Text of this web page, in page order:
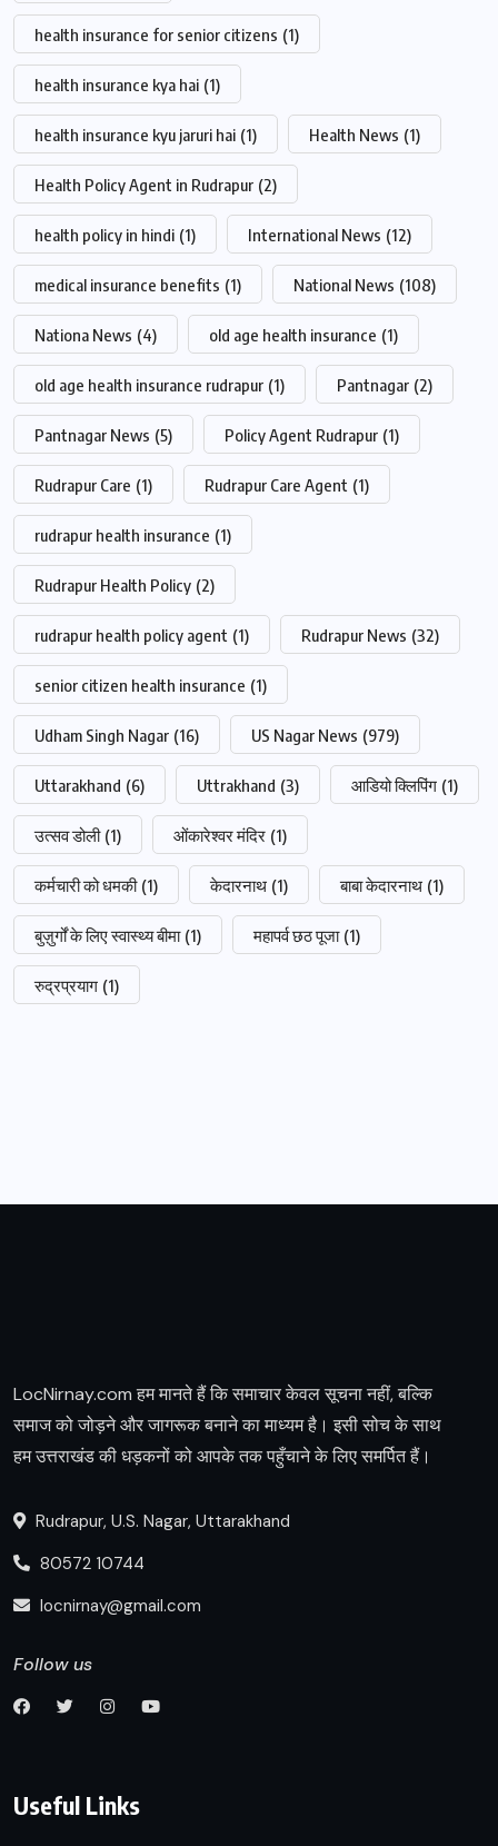
health insurance for senior citizens (1)
health insurance kya hai (1)
health insurance kyu jaruri hai (1) Health News (1)
Health Policy Agent in Rudrapur (2)
health policy in hindi (1) International News (12)
medical insurance benefits (1) National News (108)
Nationa News (4) old age health insurance (1)
old age health insurance rudrapur (1) Pantnagar (2)
Pantnagar News (5) Policy Agent Rudrapur (1)
Rudrapur Care (1) Rudrapur Care Agent (1)
rudrapur health insurance (1)
Rudrapur Health Policy (2)
rudrapur health policy agent (1) Rudrapur News (32)
senior citizen health insurance (1)
Udham Singh Nagar (16) US Nagar News (979)
Uttarakhand (6) Uttrakhand (3) आडियो क्लिपिंग (1)
उत्सव डोली (1) ओंकारेश्वर मंदिर (1)
कर्मचारी को धमकी (1) केदारनाथ (1) बाबा केदारनाथ (1)
बुज़ुर्गों के लिए स्वास्थ्य बीमा (1) महापर्व छठ पूजा (1)
रुद्रप्रयाग (1)
LocNirnay.com हम मानते हैं कि समाचार केवल सूचना नहीं, बल्कि
समाज को जोड़ने और जागरूक बनाने का माध्यम है। इसी सोच के साथ
हम उत्तराखंड की धड़कनों को आपके तक पहुँचाने के लिए समर्पित हैं।
Rudrapur, U.S. Nagar, Uttarakhand
80572 10744
locnirnay@gmail.com
Follow us
Useful Links